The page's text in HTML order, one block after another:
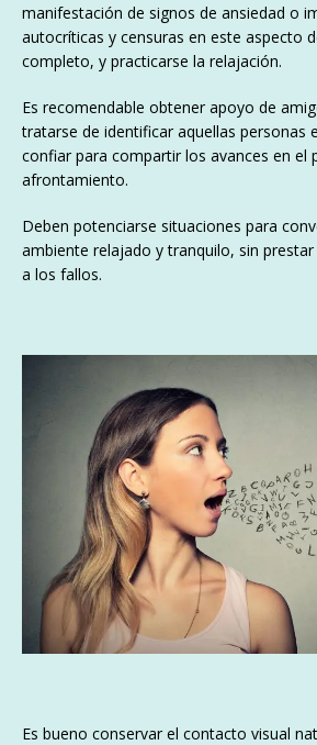
manifestación de signos de ansiedad o
autocríticas y censuras en este aspecto
completo, y practicarse la relajación.
Es recomendable obtener apoyo de
tratarse de identificar aquellas personas
confiar para compartir los avances en el
afrontamiento.
Deben potenciarse situaciones para
ambiente relajado y tranquilo, sin
a los fallos.
Es bueno conservar el contacto visual